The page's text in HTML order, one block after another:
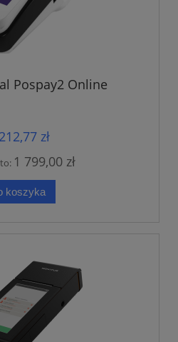
Pospay2 Online
zł
1 799,00 zł
koszyka